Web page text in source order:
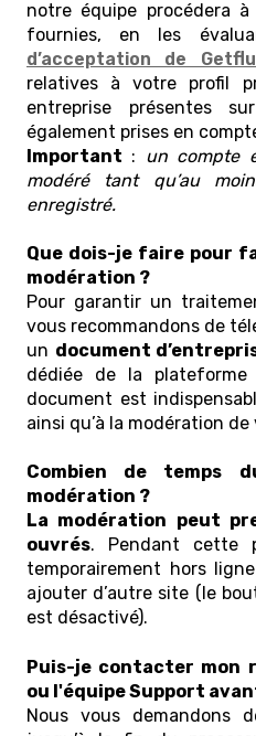
notre équipe procédera
fournies, en les
d’acceptation de
relatives à votre profil
entreprise présentes
également prises en
Important : un compte
modéré tant qu’au
enregistré.
Que dois-je faire pour
modération ?
Pour garantir un
vous recommandons de
un document
dédiée de la plateforme
document est
ainsi qu’à la modération
Combien de temps
modération ?
La modération peut
ouvrés. Pendant cette
temporairement hors
ajouter d’autre site (le
est désactivé).
Puis-je contacter mon
ou l'équipe Support
Nous vous demandons